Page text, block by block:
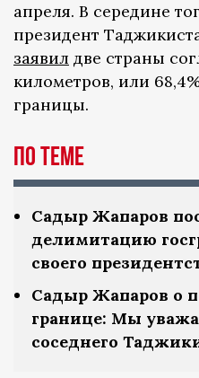
апреля. В середине
президент
заявил две страны
километров, или
границы.
По теме
Садыр Жапаров
делимитацию
своего
Садыр Жапаров о
границе: Мы
соседнего